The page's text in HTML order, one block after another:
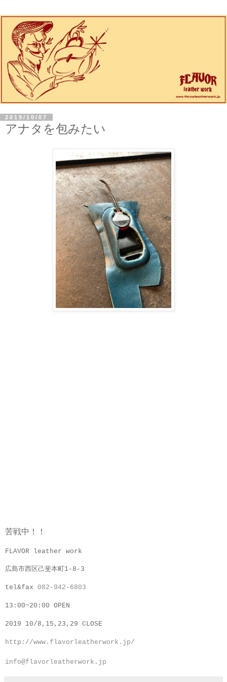
2019/10/07
アナタを包みたい
苦戦中！！
FLAVOR leather work
広島市西区己斐本町1-8-3
tel&fax 082-942-6803
13:00~20:00 OPEN
2019 10/8,15,23,29 CLOSE
http://www.flavorleatherwork.jp/
info@flavorleatherwork.jp